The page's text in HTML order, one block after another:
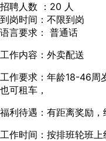
招聘人数 ：20 人
到岗时间：不限到岗
语言要求： 普通话
工作内容：外卖配送
工作要求：年龄18-46周
也可租车，
福利待遇：有距离奖励
工作时间：按排班轮班上